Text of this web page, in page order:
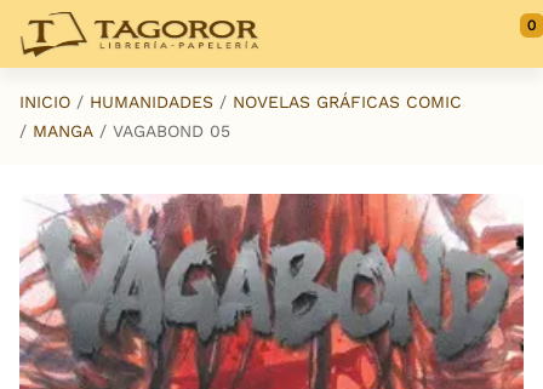
Saltar al contenido principal
0
INICIO HUMANIDADES
NOVELAS GRÁFICAS COMIC
MANGA
VAGABOND 05